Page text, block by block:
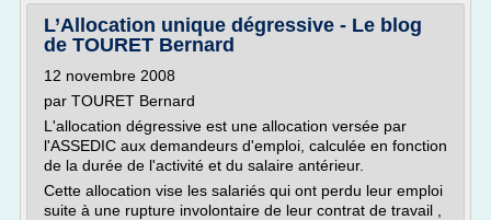
L’Allocation unique dégressive - Le blog
de TOURET Bernard
12 novembre 2008
par TOURET Bernard
L'allocation dégressive est une allocation versée par
l'ASSEDIC aux demandeurs d'emploi, calculée en fonction
de la durée de l'activité et du salaire antérieur.
Cette allocation vise les salariés qui ont perdu leur emploi
suite à une rupture involontaire de leur contrat de travail ,